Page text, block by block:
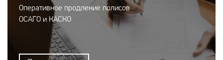
Оперативное продление полисов
ОСАГО и КАСКО